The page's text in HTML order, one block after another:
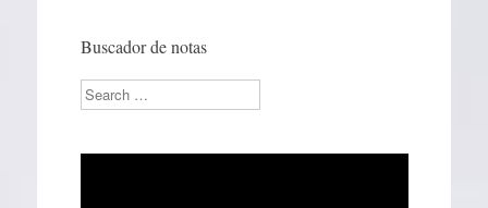
Buscador de notas
Search